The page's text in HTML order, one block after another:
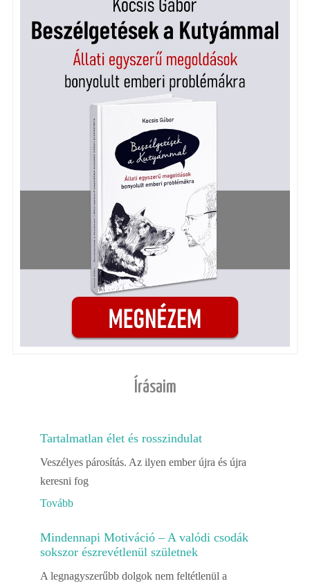
Írásaim
Tartalmatlan élet és rosszindulat
Veszélyes párosítás. Az ilyen ember újra és újra
keresni fog
Tovább
Mindennapi Motiváció – A valódi csodák
sokszor észrevétlenül születnek
A legnagyszerűbb dolgok nem feltétlenül a